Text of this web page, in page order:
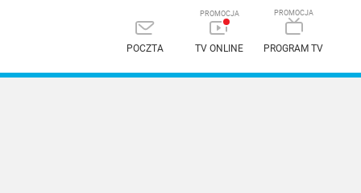
POCZTA TV ONLINE PROGRAM TV